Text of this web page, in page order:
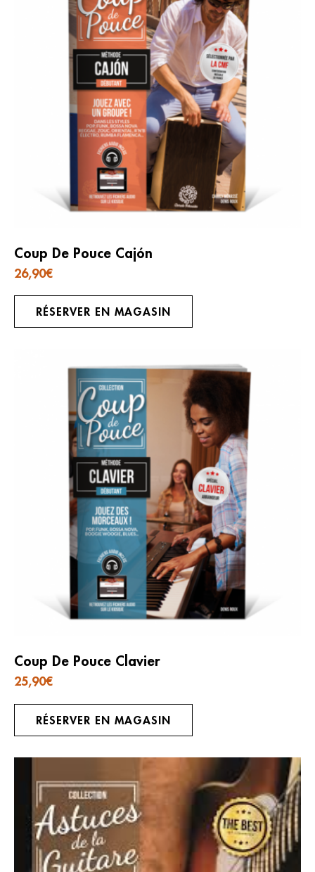
Coup De Pouce Cajón
26,90€
RÉSERVER EN MAGASIN
Coup De Pouce Clavier
25,90€
RÉSERVER EN MAGASIN